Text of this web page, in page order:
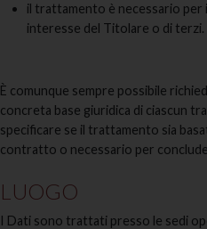
il trattamento è necessario
interesse del Titolare o di terzi.
È comunque sempre possibile
concreta base giuridica di ciascun
specificare se il trattamento sia
contratto o necessario per
LUOGO
I Dati sono trattati presso le sedi